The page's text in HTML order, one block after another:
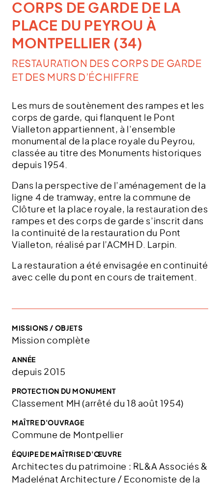
CORPS DE GARDE DE LA
PLACE DU PEYROU À
MONTPELLIER (34)
RESTAURATION DES CORPS DE GARDE
ET DES MURS D’ÉCHIFFRE
Les murs de soutènement des rampes et les
corps de garde, qui flanquent le Pont
Vialleton appartiennent, à l’ensemble
monumental de la place royale du Peyrou,
classée au titre des Monuments historiques
depuis 1954.
Dans la perspective de l’aménagement de la
ligne 4 de tramway, entre la commune de
Clôture et la place royale, la restauration des
rampes et des corps de garde s’inscrit dans
la continuité de la restauration du Pont
Vialleton, réalisé par l’ACMH D. Larpin.
La restauration a été envisagée en continuité
avec celle du pont en cours de traitement.
MISSIONS / OBJETS
Mission complète
ANNÉE
depuis 2015
PROTECTION DU MONUMENT
Classement MH (arrêté du 18 août 1954)
MAÎTRE D'OUVRAGE
Commune de Montpellier
ÉQUIPE DE MAÎTRISE D'ŒUVRE
Architectes du patrimoine : RL&A Associés &
Madelénat Architecture / Economiste de la